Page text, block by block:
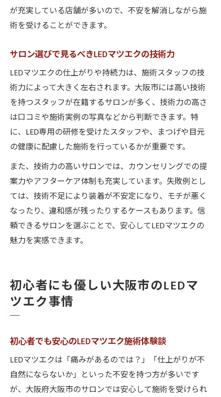
が充実している店舗が多いので、不安を解消しながら施
術を受けることができます。
サロン選びで見るべきLEDマツエクの技術力
LEDマツエクの仕上がりや持続力は、施術スタッフの技
術力によって大きく左右されます。大阪市には高い技術
を持つスタッフが在籍するサロンが多く、技術力の高さ
は口コミや施術実例の写真などから判断できます。特
に、LED専用の研修を受けたスタッフや、まつげや目元
の健康に配慮した施術を行っているかが重要です。
また、技術力の高いサロンでは、カウンセリングでの提
案力やアフターケア体制も充実しています。失敗例とし
ては、技術不足により装着が不安定になり、モチが悪く
なったり、違和感が残ったりするケースもあります。信
頼できるサロンを選ぶことで、安心してLEDマツエクの
魅力を実感できます。
初心者にも優しい大阪市のLEDマ
ツエク事情
初心者でも安心のLEDマツエク施術体験談
LEDマツエクは「痛みがあるのでは？」「仕上がりが不
自然にならないか」といった不安を持つ方が多いです
が、大阪府大阪市のサロンでは安心して施術を受けられ